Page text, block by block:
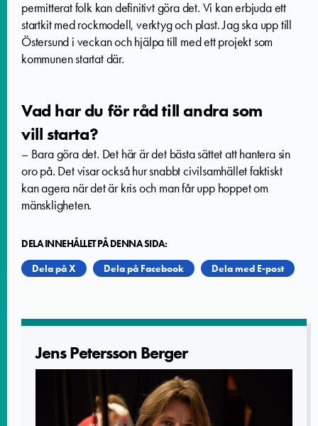
permitterat folk kan definitivt göra det. Vi kan erbjuda ett
startkit med rockmodell, verktyg och plast. Jag ska upp till
Östersund i veckan och hjälpa till med ett projekt som
kommunen startat där.
Vad har du för råd till andra som
vill starta?
–Bara göra det. Det här är det bästa sättet att hantera sin
oro på. Det visar också hur snabbt civilsamhället faktiskt
kan agera när det är kris och man får upp hoppet om
mänskligheten.
DELA INNEHÅLLET PÅ DENNA SIDA:
Dela på X
Dela på Facebook Dela med E-post
Jens Petersson Berger